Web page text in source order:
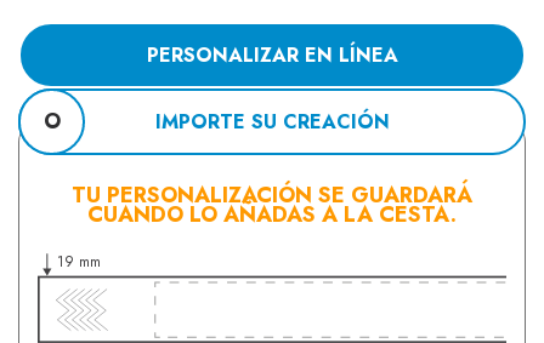
PERSONALIZAR EN LÍNEA
O IMPORTE SU CREACIÓN
TU PERSONALIZACIÓN SE GUARDARÁ
CUANDO LO AÑADAS A LA CESTA.
19 mm